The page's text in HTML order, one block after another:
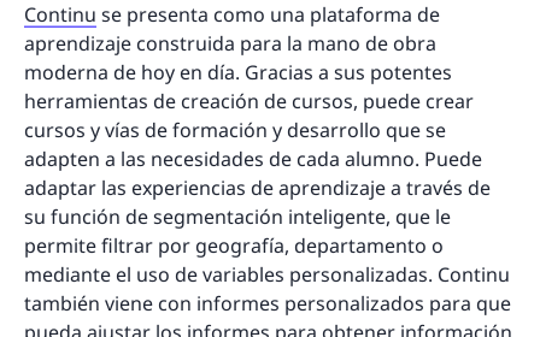
Continu se presenta como una plataforma de
aprendizaje construida para la mano de obra
moderna de hoy en día. Gracias a sus potentes
herramientas de creación de cursos, puede crear
cursos y vías de formación y desarrollo que se
adapten a las necesidades de cada alumno. Puede
adaptar las experiencias de aprendizaje a través de
su función de segmentación inteligente, que le
permite filtrar por geografía, departamento o
mediante el uso de variables personalizadas. Continu
también viene con informes personalizados para que